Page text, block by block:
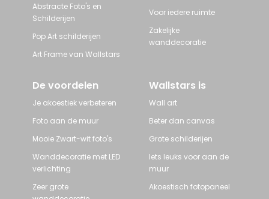
Abstracte Foto's en
Schilderijen
Pop Art schilderijen
Art Frame van Wallstars
Voor iedere ruimte
Zakelijke
wanddecoratie
De voordelen
Je akoestiek verbeteren
Foto aan de muur
Mooie Zwart-wit foto's
Wanddecoratie met LED
verlichting
Zeer grote
Wallstars is
Wall art
Beter dan canvas
Grote schilderijen
Iets leuks voor aan de
muur
Akoestisch fotopaneel